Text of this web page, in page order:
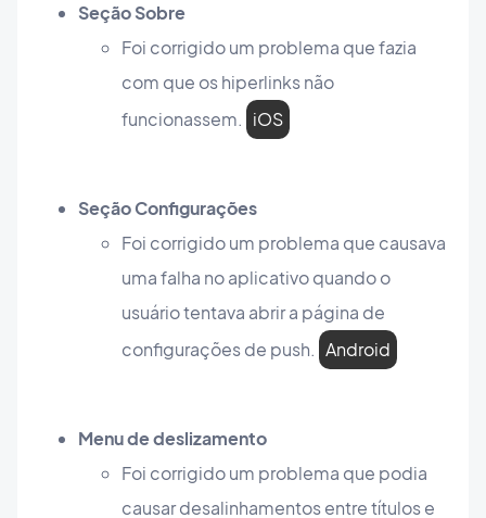
Seção Sobre
Foi corrigido um problema que fazia
com que os hiperlinks não
funcionassem. iOS
Seção Configurações
Foi corrigido um problema que causava
uma falha no aplicativo quando o
usuário tentava abrir a página de
configurações de push. Android
Menu de deslizamento
Foi corrigido um problema que podia
causar desalinhamentos entre títulos e